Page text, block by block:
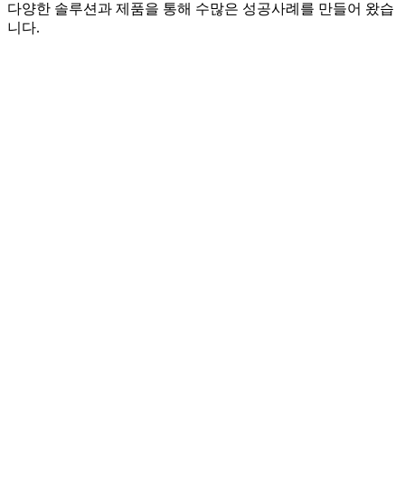
다양한 솔루션과 제품을 통해 수많은 성공사례를 만들어 왔습
니다.